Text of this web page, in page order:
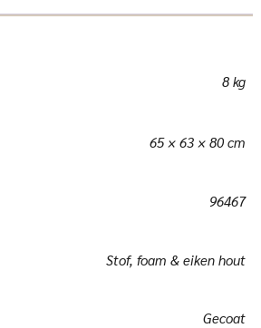
8 kg
65 × 63 × 80 cm
96467
Stof, foam & eiken hout
Gecoat